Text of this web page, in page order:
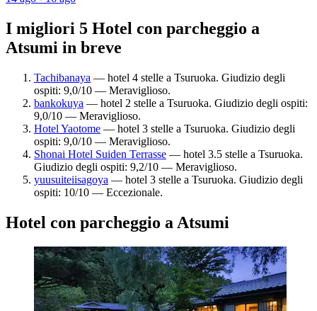
I migliori 5 Hotel con parcheggio a
Atsumi in breve
Tachibanaya — hotel 4 stelle a Tsuruoka. Giudizio degli
ospiti: 9,0/10 — Meraviglioso.
bankokuya — hotel 2 stelle a Tsuruoka. Giudizio degli ospiti:
9,0/10 — Meraviglioso.
Hotel Yaotome — hotel 3 stelle a Tsuruoka. Giudizio degli
ospiti: 9,0/10 — Meraviglioso.
Shonai Hotel Suiden Terrasse — hotel 3.5 stelle a Tsuruoka.
Giudizio degli ospiti: 9,2/10 — Meraviglioso.
yuusuiteiisagoya — hotel 3 stelle a Tsuruoka. Giudizio degli
ospiti: 10/10 — Eccezionale.
Hotel con parcheggio a Atsumi